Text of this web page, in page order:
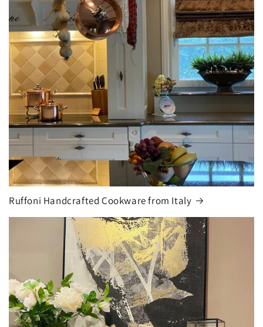
Ruffoni Handcrafted Cookware from Italy